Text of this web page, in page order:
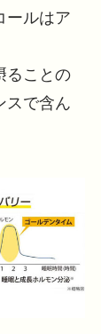
ールはア
ることの
スで含ん